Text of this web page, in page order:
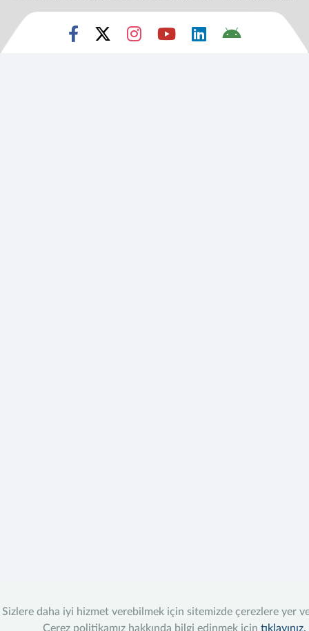
Sizlere daha iyi hizmet verebilmek için sitemizde çerezlere yer
Çerez politikamız hakkında bilgi edinmek için tıklayınız.